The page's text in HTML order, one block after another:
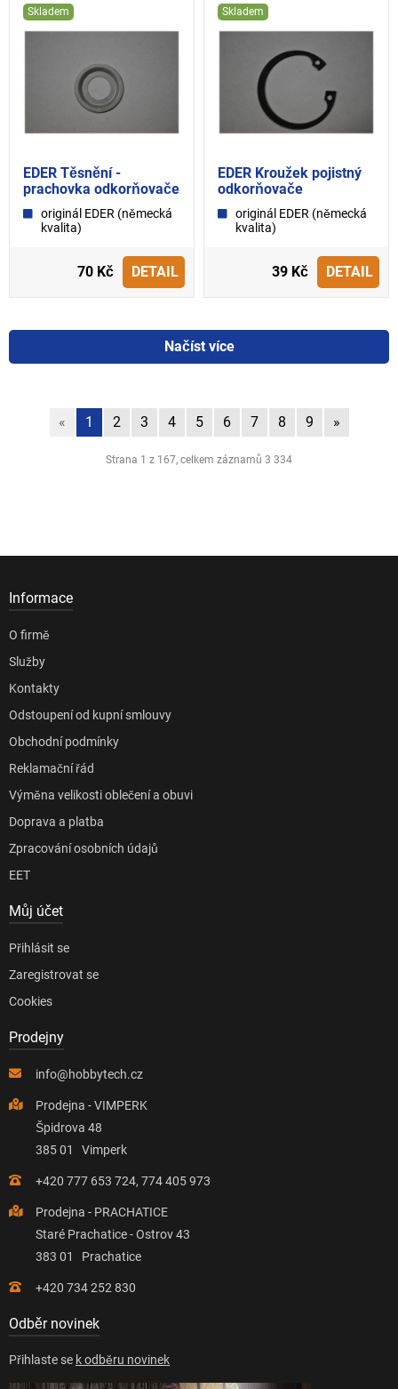
Skladem
EDER Těsnění -
prachovka odkorňovače
originál EDER (německá
kvalita)
70 Kč DETAIL
Skladem
EDER Kroužek pojistný
odkorňovače
originál EDER (německá
kvalita)
39 Kč DETAIL
Načíst více
« 1 2 3 4 5 6 7 8 9 »
Strana 1 z 167, celkem záznamů 3 334
Informace
O firmě
Služby
Kontakty
Odstoupení od kupní smlouvy
Obchodní podmínky
Reklamační řád
Výměna velikosti oblečení a obuvi
Doprava a platba
Zpracování osobních údajů
EET
Můj účet
Přihlásit se
Zaregistrovat se
Cookies
Prodejny
info@hobbytech.cz
Prodejna - VIMPERK
Špidrova 48
385 01 Vimperk
+420 777 653 724, 774 405 973
Prodejna - PRACHATICE
Staré Prachatice - Ostrov 43
383 01 Prachatice
+420 734 252 830
Odběr novinek
Přihlaste se k odběru novinek